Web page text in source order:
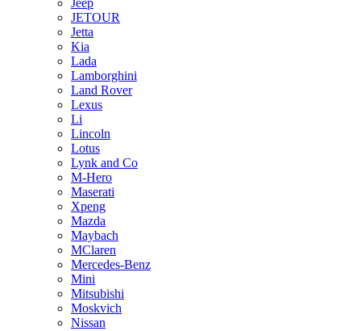
Jeep
JETOUR
Jetta
Kia
Lada
Lamborghini
Land Rover
Lexus
Li
Lincoln
Lotus
Lynk and Co
M-Hero
Maserati
Xpeng
Mazda
Maybach
MClaren
Mercedes-Benz
Mini
Mitsubishi
Moskvich
Nissan